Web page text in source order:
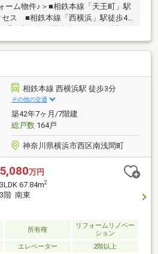
ーム物件♪＞■相鉄本線「天王町」駅
セス ■相鉄本線「西横浜」駅徒歩4
、陽当たり良好 ■スーパー・コン
生活利便施設が充実した環境■防音
た二重サッシ（バルコニー側）■女
心のオートロックーリフォーム内容
旬完了）・キッチン新規交換(食洗
(浴室乾燥機)・トイレ新規交換・洗
ローリング張替・クロス貼替・建具
ン1台 等▼リンクから360度のヴァ
られます▼
相鉄本線 西横浜駅 徒歩3分
その他の交通
築42年7ヶ月/7階建
総戸数164戸
神奈川県横浜市西区南浅間町
5,080万円
3LDK 67.84m2
3階 南東
所有権
リフォームリノベー
ション
エレベーター 2階以上